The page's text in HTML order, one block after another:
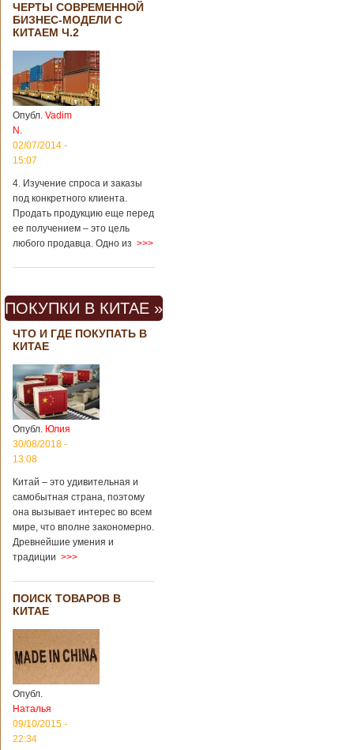
ЧЕРТЫ СОВРЕМЕННОЙ
БИЗНЕС-МОДЕЛИ С
КИТАЕМ Ч.2
Опубл. Vadim
N.
02/07/2014 -
15:07
4. Изучение спроса и заказы
под конкретного клиента.
Продать продукцию еще перед
ее получением – это цель
любого продавца. Одно из >>>
ПОКУПКИ В КИТАЕ »
ЧТО И ГДЕ ПОКУПАТЬ В
КИТАЕ
Опубл. Юлия
30/08/2018 -
13:08
Китай – это удивительная и
самобытная страна, поэтому
она вызывает интерес во всем
мире, что вполне закономерно.
Древнейшие умения и
традиции >>>
ПОИСК ТОВАРОВ В
КИТАЕ
Опубл.
Наталья
09/10/2015 -
22:34